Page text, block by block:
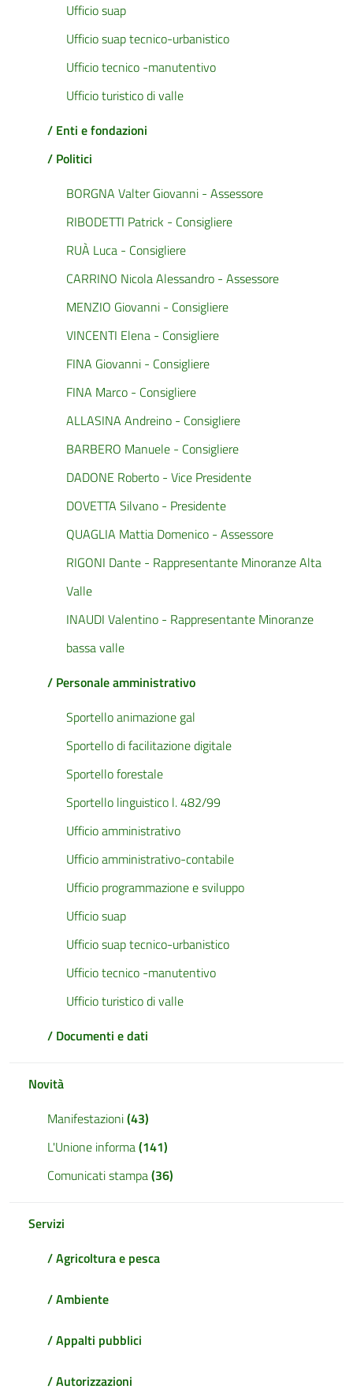
Ufficio suap
Ufficio suap tecnico-urbanistico
Ufficio tecnico -manutentivo
Ufficio turistico di valle
/ Enti e fondazioni
/ Politici
BORGNA Valter Giovanni - Assessore
RIBODETTI Patrick - Consigliere
RUÀ Luca - Consigliere
CARRINO Nicola Alessandro - Assessore
MENZIO Giovanni - Consigliere
VINCENTI Elena - Consigliere
FINA Giovanni - Consigliere
FINA Marco - Consigliere
ALLASINA Andreino - Consigliere
BARBERO Manuele - Consigliere
DADONE Roberto - Vice Presidente
DOVETTA Silvano - Presidente
QUAGLIA Mattia Domenico - Assessore
RIGONI Dante - Rappresentante Minoranze Alta
Valle
INAUDI Valentino - Rappresentante Minoranze
bassa valle
/ Personale amministrativo
Sportello animazione gal
Sportello di facilitazione digitale
Sportello forestale
Sportello linguistico l. 482/99
Ufficio amministrativo
Ufficio amministrativo-contabile
Ufficio programmazione e sviluppo
Ufficio suap
Ufficio suap tecnico-urbanistico
Ufficio tecnico -manutentivo
Ufficio turistico di valle
/ Documenti e dati
Novità
Manifestazioni(43)
L'Unione informa(141)
Comunicati stampa(36)
Servizi
/ Agricoltura e pesca
/ Ambiente
/ Appalti pubblici
/ Autorizzazioni